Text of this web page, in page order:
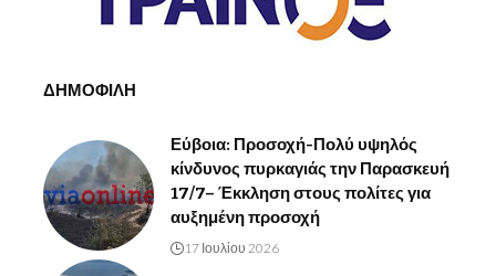
ΔΗΜΟΦΙΛΗ
Εύβοια: Προσοχή-Πολύ υψηλός
κίνδυνος πυρκαγιάς την Παρασκευή
17/7– Έκκληση στους πολίτες για
αυξημένη προσοχή
17 Ιουλίου 2026